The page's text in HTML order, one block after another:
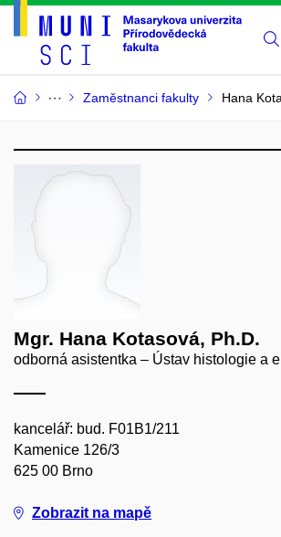
Zaměstnanci fakulty Hana
Mgr. Hana Kotasová, Ph.D.
odborná asistentka – Ústav histologie a
kancelář: bud. F01B1/211
Kamenice 126/3
625 00 Brno
Zobrazit na mapě